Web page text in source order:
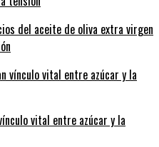
del aceite de oliva extra virgen
vital entre azúcar y la